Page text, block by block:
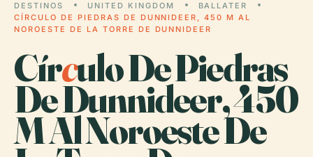
DESTINOS UNITED KINGDOM
BALLATER
CÍRCULO DE PIEDRAS DE DUNNIDEER, 450 M AL
NOROESTE DE LA TORRE DE DUNNIDEER
Círculo De Piedras
De Dunnideer, 450
M Al Noroeste De